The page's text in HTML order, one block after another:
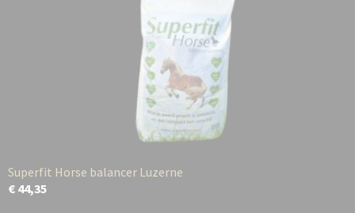
Superfit Horse balancer Luzerne
€ 44,35